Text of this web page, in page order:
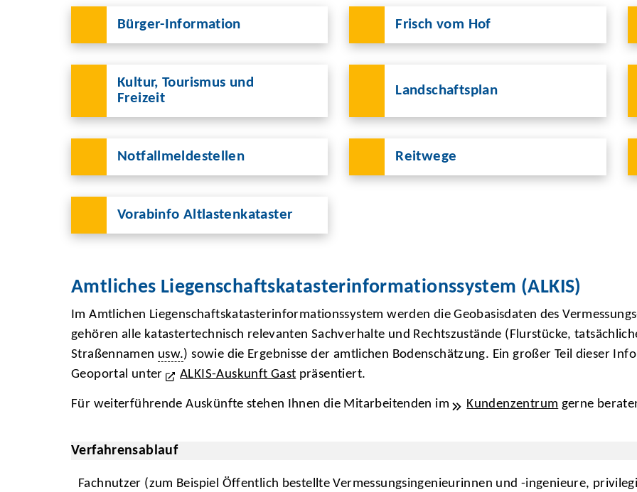
Bürger-Information Frisch vom Hof
Kultur, Tourismus und
Freizeit
Landschaftsplan
Notfallmeldestellen Reitwege
Vorabinfo Altlastenkataster
Amtliches Liegenschaftskatasterinformationssystem (ALKIS)
Im Amtlichen Liegenschaftskatasterinformationssystem werden die Geobasisdaten des
gehören alle katastertechnisch relevanten Sachverhalte und Rechtszustände (Flurstücke,
Straßennamen usw.) sowie die Ergebnisse der amtlichen Bodenschätzung. Ein großer Teil dieser
Geoportal unter
ALKIS-Auskunft Gast präsentiert.
Für weiterführende Auskünfte stehen Ihnen die Mitarbeitenden im Kundenzentrum gerne
Verfahrensablauf
Fachnutzer (zum Beispiel Öffentlich bestellte Vermessungsingenieurinnen und -ingenieure,